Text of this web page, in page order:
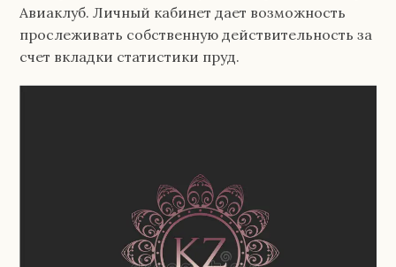
Авиаклуб. Личный кабинет дает возможность
прослеживать собственную действительность за
счет вкладки статистики пруд.